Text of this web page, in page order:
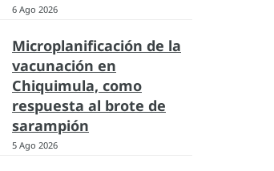
6 Ago 2026
Microplanificación de la
vacunación en
Chiquimula, como
respuesta al brote de
sarampión
5 Ago 2026